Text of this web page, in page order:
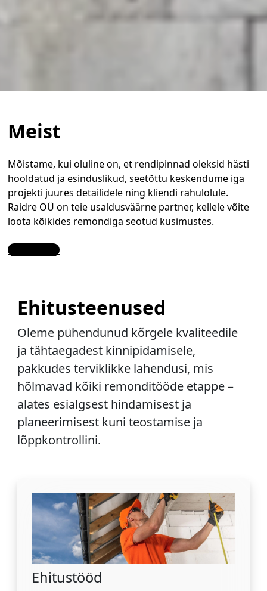
Meist
Mõistame, kui oluline on, et rendipinnad oleksid hästi
hooldatud ja esinduslikud, seetõttu keskendume iga
projekti juures detailidele ning kliendi rahulolule.
Raidre OÜ on teie usaldusväärne partner, kellele võite
loota kõikides remondiga seotud küsimustes.
Contact Us
Ehitusteenused
Oleme pühendunud kõrgele kvaliteedile
ja tähtaegadest kinnipidamisele,
pakkudes terviklikke lahendusi, mis
hõlmavad kõiki remonditööde etappe –
alates esialgsest hindamisest ja
planeerimisest kuni teostamise ja
lõppkontrollini.
Ehitustööd